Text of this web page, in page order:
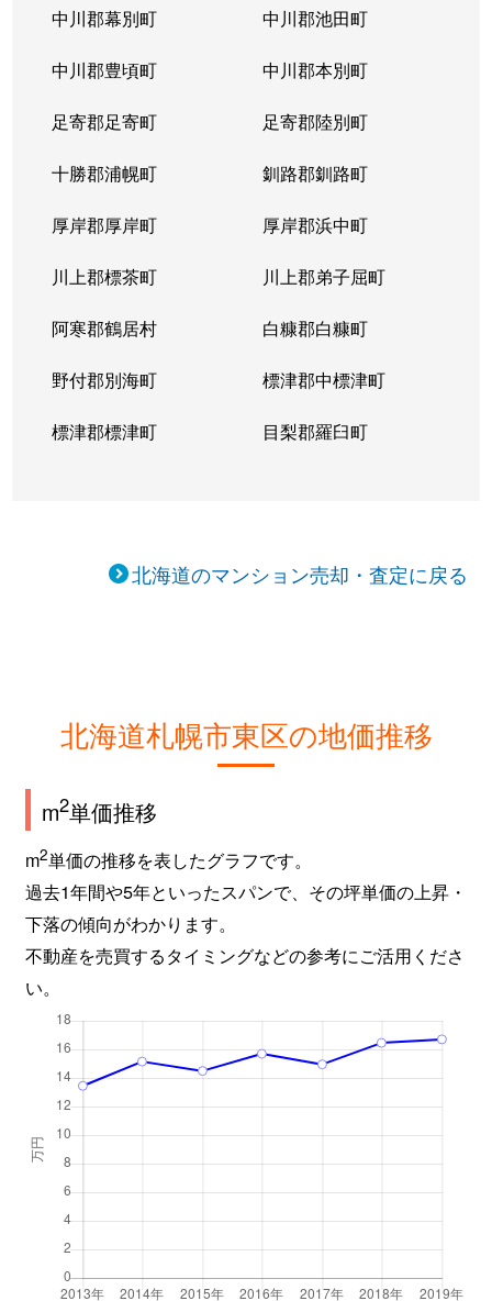
中川郡幕別町 中川郡池田町
中川郡豊頃町 中川郡本別町
足寄郡足寄町 足寄郡陸別町
十勝郡浦幌町 釧路郡釧路町
厚岸郡厚岸町 厚岸郡浜中町
川上郡標茶町 川上郡弟子屈町
阿寒郡鶴居村 白糠郡白糠町
野付郡別海町 標津郡中標津町
標津郡標津町 目梨郡羅臼町
北海道のマンション売却・査定に戻る
北海道札幌市東区の地価推移
m2単価推移
m2単価の推移を表したグラフです。
過去1年間や5年といったスパンで、その坪単価の上昇・
下落の傾向がわかります。
不動産を売買するタイミングなどの参考にご活用くださ
い。